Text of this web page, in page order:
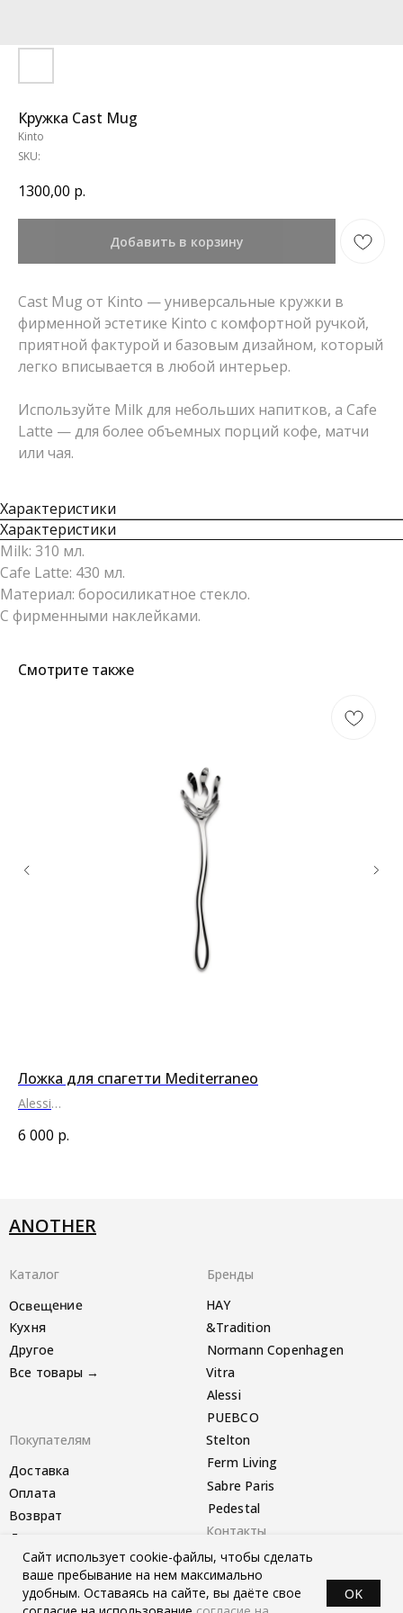
Кружка Cast Mug
Kinto
SKU:
1300,00 р.
Добавить в корзину
Cast Mug от Kinto — универсальные кружки в
фирменной эстетике Kinto с комфортной ручкой,
приятной фактурой и базовым дизайном, который
легко вписывается в любой интерьер.
Используйте Milk для небольших напитков, а Cafe
Latte — для более объемных порций кофе, матчи
или чая.
Характеристики
Характеристики
Milk: 310 мл.
Cafe Latte: 430 мл.
Материал: боросиликатное стекло.
С фирменными наклейками.
Смотрите также
Ложка для спагетти Mediterraneo
Alessi
6 000 р.
Все товары →
Другое
Кухня
Vitra
PUEBCO
Stelton
Другое
Возврат
Оплата
Доставка
Sabre Paris
Ferm Living
HAY
&Tradition
Normann Copenhagen
Alessi
Pedestal
Освещение
Telegram-канал
ANOTHER
Контакты
Покупателям
Бренды
Каталог
*instagram запрещён в РФ
Сайт использует cookie-файлы, чтобы сделать
ваше пребывание на нем максимально
удобным. Оставаясь на сайте, вы даёте свое
OK